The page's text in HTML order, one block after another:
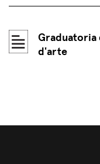
Graduatoria
d'arte